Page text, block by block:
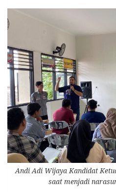
Andi Adi Wijaya Kandidat
saat menjadi